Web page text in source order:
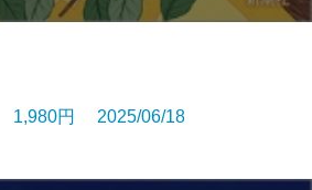
1,980円 2025/06/18